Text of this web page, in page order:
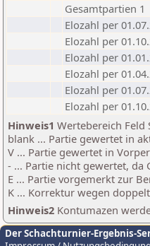
Gesamtpartien 1
Elozahl per
Elozahl per
Elozahl per
Elozahl per
Elozahl per
Elozahl per
Hinweis1 Wertebereich Feld
blank ... Partie gewertet in
V ... Partie gewertet in
- ... Partie nicht gewertet, da
E ... Partie vorgemerkt zur
K ... Korrektur wegen
Hinweis2 Kontumazen
Der Schachturnier-Ergebnis-